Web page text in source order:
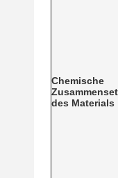
Chemische
des Materials